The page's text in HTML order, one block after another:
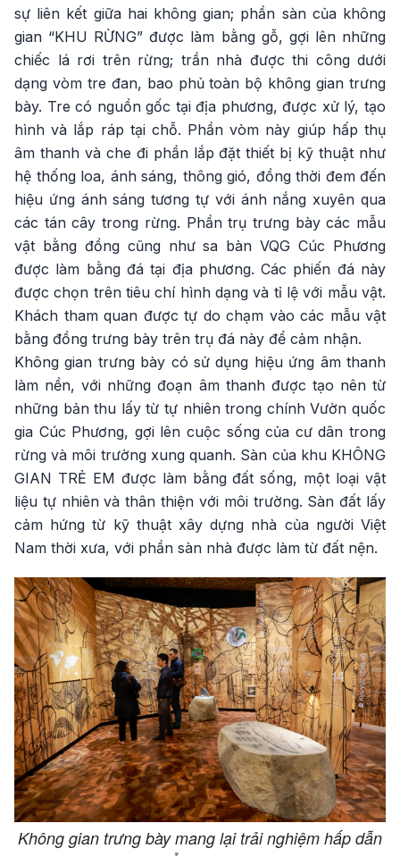
sự liên kết giữa hai không gian; phần sàn của không
gian “KHU RỪNG” được làm bằng gỗ, gợi lên những
chiếc lá rơi trên rừng; trần nhà được thi công dưới
dạng vòm tre đan, bao phủ toàn bộ không gian trưng
bày. Tre có nguồn gốc tại địa phương, được xử lý, tạo
hình và lắp ráp tại chỗ. Phần vòm này giúp hấp thụ
âm thanh và che đi phần lắp đặt thiết bị kỹ thuật như
hệ thống loa, ánh sáng, thông gió, đồng thời đem đến
hiệu ứng ánh sáng tương tự với ánh nắng xuyên qua
các tán cây trong rừng. Phần trụ trưng bày các mẫu
vật bằng đồng cũng như sa bàn VQG Cúc Phương
được làm bằng đá tại địa phương. Các phiến đá này
được chọn trên tiêu chí hình dạng và tỉ lệ với mẫu vật.
Khách tham quan được tự do chạm vào các mẫu vật
bằng đồng trưng bày trên trụ đá này để cảm nhận.
Không gian trưng bày có sử dụng hiệu ứng âm thanh
làm nền, với những đoạn âm thanh được tạo nên từ
những bản thu lấy từ tự nhiên trong chính Vườn quốc
gia Cúc Phương, gợi lên cuộc sống của cư dân trong
rừng và môi trường xung quanh. Sàn của khu KHÔNG
GIAN TRẺ EM được làm bằng đất sống, một loại vật
liệu tự nhiên và thân thiện với môi trường. Sàn đất lấy
cảm hứng từ kỹ thuật xây dựng nhà của người Việt
Nam thời xưa, với phần sàn nhà được làm từ đất nện.
Không gian trưng bày mang lại trải nghiệm hấp dẫn